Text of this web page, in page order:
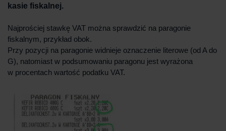
kasie fiskalnej.
Najprościej stawkę VAT można sprawdzić na paragonie
fiskalnym, przykład obok.
Przy pozycji na paragonie widnieje oznaczenie literowe (od A do
G), natomiast w podsumowaniu paragonu jest wyrażona
w procentach wartość podatku VAT.